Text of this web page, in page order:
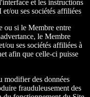
et les instructions
ou ses sociétés affiliées
ou si le Membre entre
le Membre
ou ses sociétés affiliées à
afin que celle-ci puisse
modifier des données
frauduleusement des